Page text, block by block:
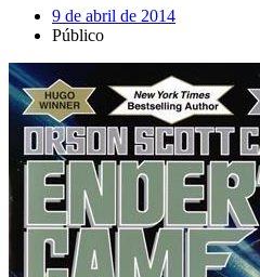
9 de abril de 2014
Público